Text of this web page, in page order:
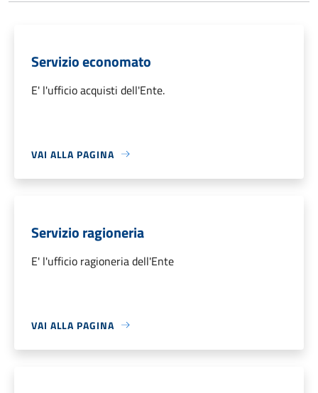
Servizio economato
E' l'ufficio acquisti dell'Ente.
VAI ALLA PAGINA
Servizio ragioneria
E' l'ufficio ragioneria dell'Ente
VAI ALLA PAGINA